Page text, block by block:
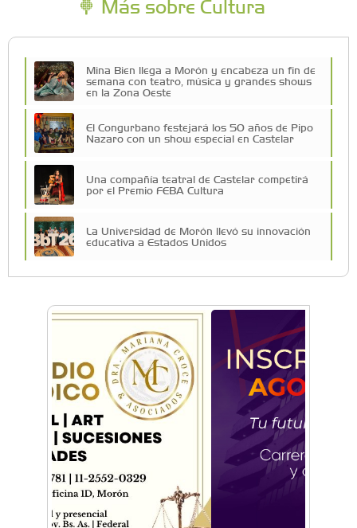
Más sobre Cultura
Mina Bien llega a Morón y encabeza un fin de
semana con teatro, música y grandes shows
en la Zona Oeste
El Congurbano festejará los 50 años de Pipo
Nazaro con un show especial en Castelar
Una compañía teatral de Castelar competirá
por el Premio FEBA Cultura
La Universidad de Morón llevó su innovación
educativa a Estados Unidos
Vacaciones de Invierno: ciencia, experimentos
y shows de las Guerreras K-Pop en Castelar
La histórica FM En Tránsito cumple 39 años y
lo festejará con un fiestón en Auditorio Oeste
Sexo, deseo y vínculos: La Lic. Cecilia Ce llega a
Silvia Villalba presentó Caudal Interno: "Tiene
que ver con el mensaje que quiero entregar